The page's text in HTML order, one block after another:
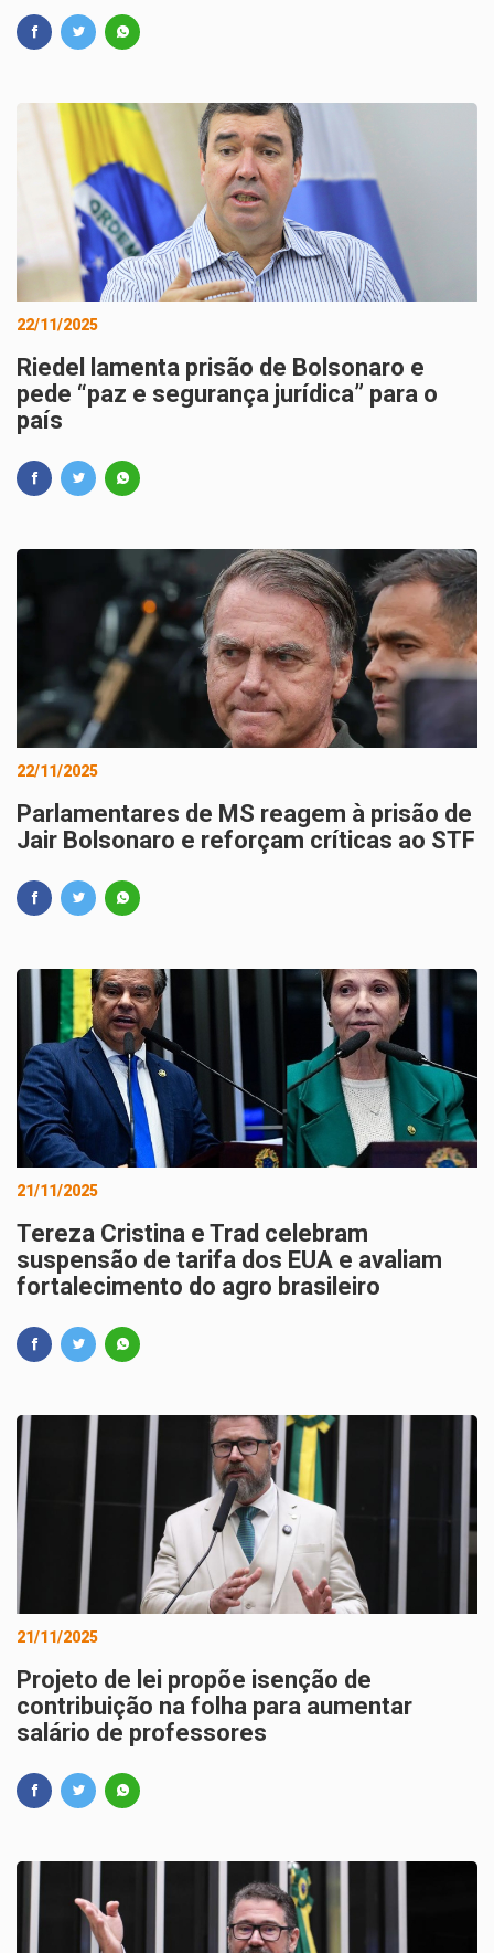
22/11/2025
Riedel lamenta prisão de Bolsonaro e
pede “paz e segurança jurídica” para o
país
22/11/2025
Parlamentares de MS reagem à prisão de
Jair Bolsonaro e reforçam críticas ao STF
21/11/2025
Tereza Cristina e Trad celebram
suspensão de tarifa dos EUA e avaliam
fortalecimento do agro brasileiro
21/11/2025
Projeto de lei propõe isenção de
contribuição na folha para aumentar
salário de professores